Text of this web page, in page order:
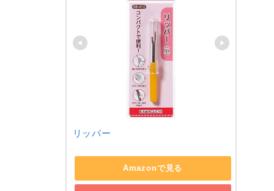
リッパー
Amazonで見る